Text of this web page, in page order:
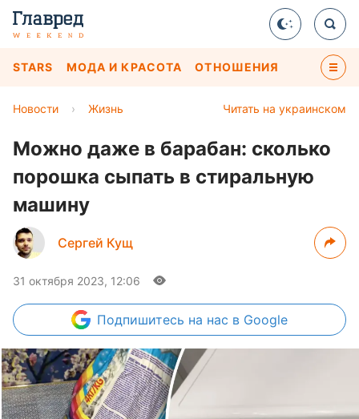
STARS МОДА И КРАСОТА ОТНОШЕНИЯ
Читать на украинском
Новости › Жизнь
Можно даже в барабан: сколько
порошка сыпать в стиральную
машину
Сергей Кущ
31 октября 2023, 12:06
Подпишитесь на нас в Google